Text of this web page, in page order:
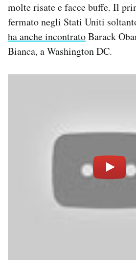
molte risate e facce buffe. Il
fermato negli Stati Uniti
ha anche incontratoBarack
Bianca, a Washington DC.